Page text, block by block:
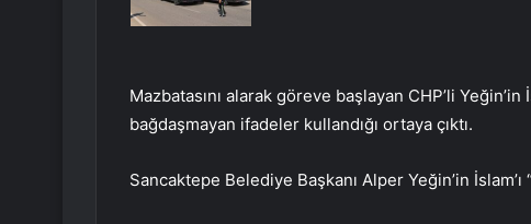
Mazbatasını alarak göreve başlayan CHP’li
bağdaşmayan ifadeler kullandığı ortaya çıktı.
Sancaktepe Belediye Başkanı Alper Yeğin’in İslam’ı